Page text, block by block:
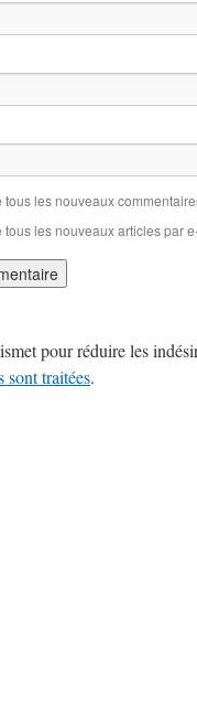
tous les nouveaux
tous les nouveaux articles par
pour réduire les
sont traitées.